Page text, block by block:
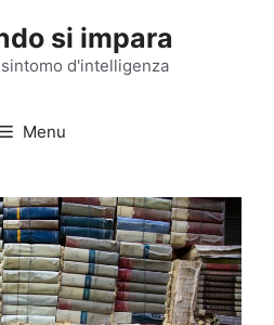
si impara
d'intelligenza
Menu